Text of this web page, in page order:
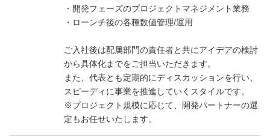
・開発フェーズのプロジェクトマネジメント業務
・ローンチ後の各種数値管理/運用
ご入社後は配属部門の責任者と共にアイデアの検討
から具体化までをご担当いただきます。
また、代表とも定期的にディスカッションを行い、
スピーディに事業を推進していくスタイルです。
※プロジェクト規模に応じて、開発パートナーの選
定もお任せいたします。